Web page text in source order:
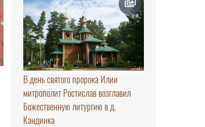
В день святого пророка Илии
митрополит Ростислав возглавил
Божественную литургию в д.
Кандинка